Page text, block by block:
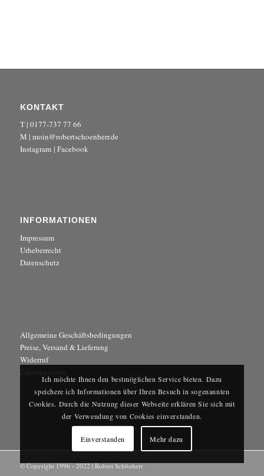
KONTAKT
T | 0177-737 77 66
M | moin@robertschoenherr.de
Instagram| Facebook
INFORMATIONEN
Impressum
Urheberrecht
Datenschutz
Allgemeine Geschäftsbedingungen
Preise, Versand & Lieferung
Widerruf
© Copyright 1996 - 2022 | Robert Schönherr
Ich möchte Ihnen den bestmöglichen Service bieten. Dazu
speichere ich Informationen über Ihren Besuch in sogenannten
Cookies. Durch die Nutzung dieser Webseite erklären Sie sich mit
der Verwendung von Cookies einverstanden.
Einverstanden Mehr dazu